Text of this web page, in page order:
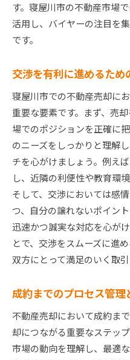
す。寝屋川市の不動産市場
活用し、バイヤーの注目を
です。
交渉を有利に進めるため
寝屋川市での不動産売却に
重要な要素です。まず、売
場でのポジションを正確に
のニーズをしっかりと理解
チを心がけましょう。例え
し、近隣の利便性や教育環
そして、交渉においては感
つ、自分の譲れないポイン
迅速かつ誠実な対応を心が
とで、交渉をスムーズに進
双方にとって満足のいく取
成約までのプロセス管理
不動産売却において成約ま
却につながる重要なステッ
市場の動向を理解し、最適